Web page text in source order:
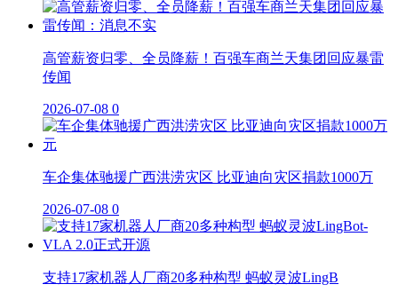
高管薪资归零、全员降薪！百强车商兰天集团回应暴雷
传闻
2026-07-08 0
车企集体驰援广西洪涝灾区 比亚迪向灾区捐款1000万
2026-07-08 0
支持17家机器人厂商20多种构型 蚂蚁灵波LingB